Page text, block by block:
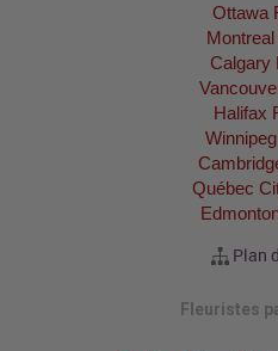
Ottawa
Calgary
Halifax
Québec
Plan
Fleuristes